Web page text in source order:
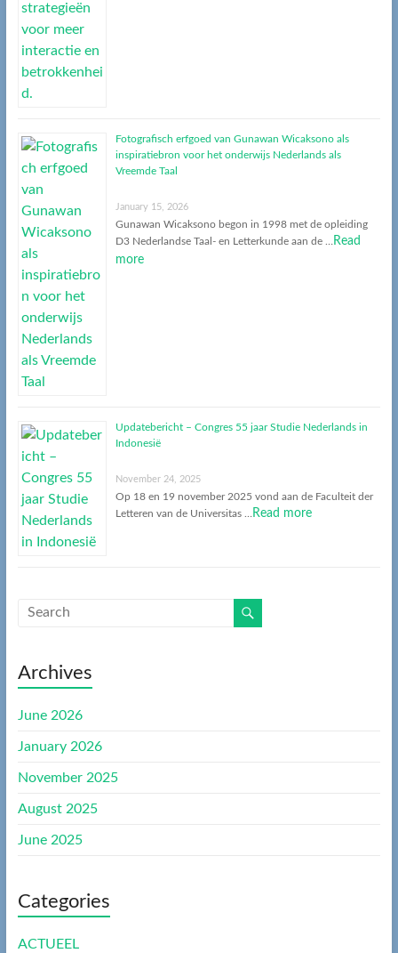
Fotografisch erfgoed van Gunawan Wicaksono als
inspiratiebron voor het onderwijs Nederlands als
Vreemde Taal
January 15, 2026
Gunawan Wicaksono begon in 1998 met de opleiding
D3 Nederlandse Taal- en Letterkunde aan de … Read
more
Updatebericht – Congres 55 jaar Studie Nederlands in
Indonesië
November 24, 2025
Op 18 en 19 november 2025 vond aan de Faculteit der
Letteren van de Universitas … Read more
Archives
June 2026
January 2026
November 2025
August 2025
June 2025
Categories
ACTUEEL